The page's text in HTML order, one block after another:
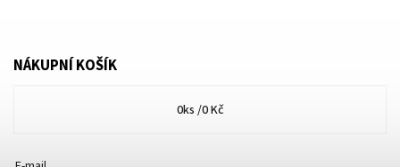
NÁKUPNÍ KOŠÍK
0ks /0 Kč